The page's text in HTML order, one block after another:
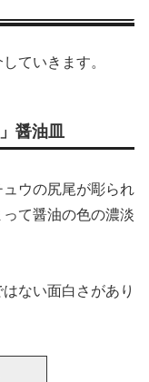
ていきます。
醤油皿
ウの尻尾が彫られ
て醤油の色の濃淡
ない面白さがあり